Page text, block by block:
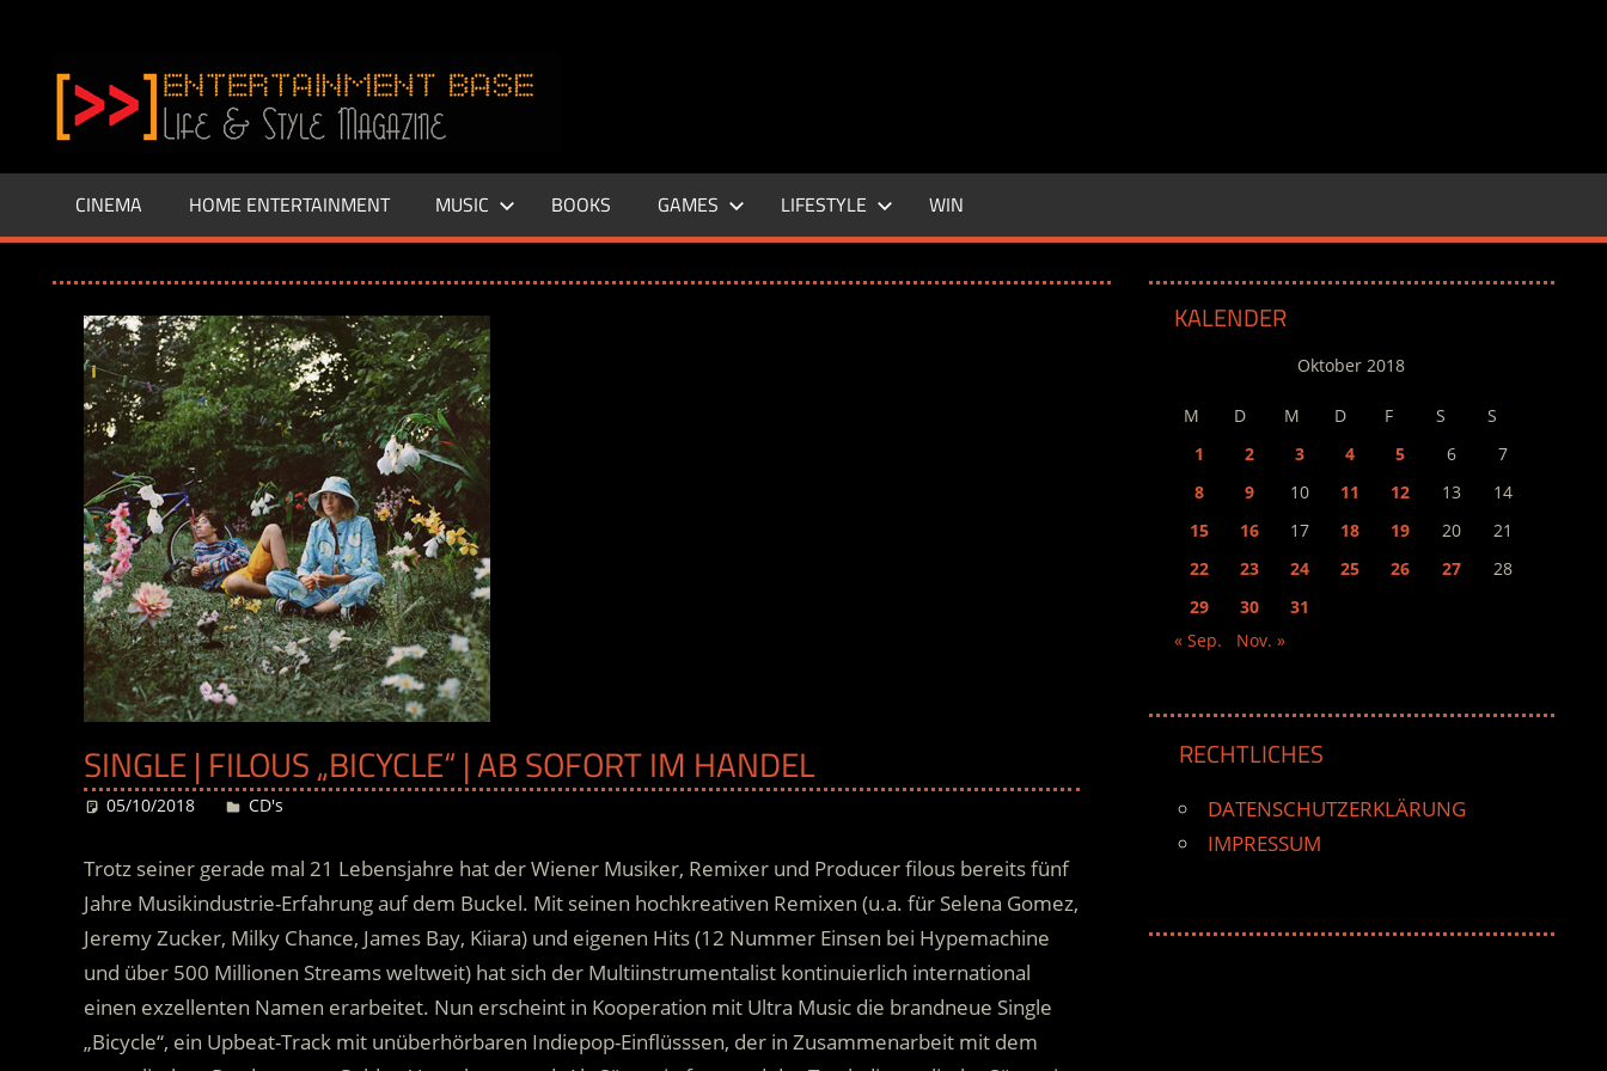
springen
–
LIFE
Base.de
CINEMA HOME ENTERTAINMENT MUSIC BOOKS GAMES LIFESTYLE WIN
SINGLE | FILOUS „BICYCLE“ | AB SOFORT IM HANDEL
05/10/2018 Desiree
CD's
Trotz seiner gerade mal 21 Lebensjahre hat der Wiener Musiker, Remixer und Producer filous bereits fünf
Jahre Musikindustrie-Erfahrung auf dem Buckel. Mit seinen hochkreativen Remixen (u.a. für Selena Gomez,
Jeremy Zucker, Milky Chance, James Bay, Kiiara) und eigenen Hits (12 Nummer Einsen bei Hypemachine
und über 500 Millionen Streams weltweit)hat sich der Multiinstrumentalist kontinuierlich international
einen exzellenten Namen erarbeitet. Nun erscheint in Kooperation mit Ultra Music die brandneue Single
„Bicycle“, ein Upbeat-Track mit unüberhörbaren Indiepop-Einflüsssen, der in Zusammenarbeit mit dem
KALENDER
Oktober 2018
M D M D F S
S
1
2 3 4 5 6
7
8
9 10 11 12 13
14
15
16 17 18 19 20
21
22
23 24 25 26 27
28
29
30
31
« Sep.
Nov. »
RECHTLICHES
DATENSCHUTZERKLÄRUNG
IMPRESSUM